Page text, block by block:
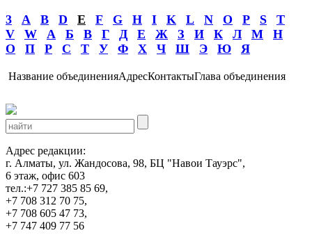
3 A B D E F G H I K L N O P S
T
V
W А Б В Г Д Е Ж З И К Л М
Н
О
П Р С Т У Ф Х Ч Ш Э Ю Я
Название объединенияАдресКонтактыГлава объединения
Адрес редакции:
г. Алматы, ул. Жандосова, 98, БЦ "Навои Тауэрс",
6 этаж, офис 603
тел.:+7 727 385 85 69,
+7 708 312 70 75,
+7 708 605 47 73,
+7 747 409 77 56